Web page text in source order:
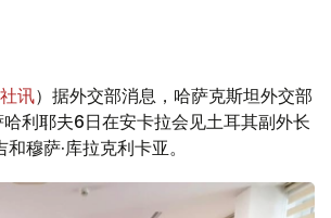
讯）据外交部消息，哈萨克斯坦外交部
哈利耶夫6日在安卡拉会见土耳其副外长
穆萨·库拉克利卡亚。